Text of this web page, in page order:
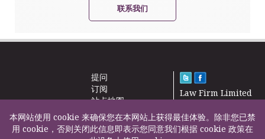
联系我们
提问
订阅
站点地图
新闻
联系我们
Law Firm Limited
本网站使用 cookie 来确保您在本网站上获得最佳体验。除非您已禁
用 cookie，否则关闭此信息即表示您同意我们根据 cookie 政策在